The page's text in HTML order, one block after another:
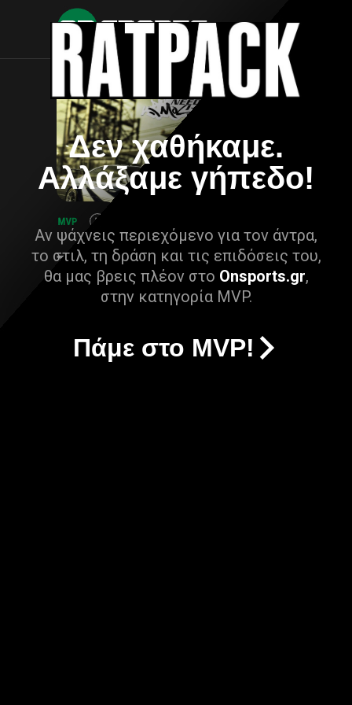
Δεν χαθήκαμε.
Αλλάξαμε γήπεδο!
Αν ψάχνεις περιεχόμενο για τον άντρα,
το στιλ, τη δράση και τις επιδόσεις του,
θα μας βρεις πλέον στο Onsports.gr,
στην κατηγορία MVP.
Πάμε στο MVP!